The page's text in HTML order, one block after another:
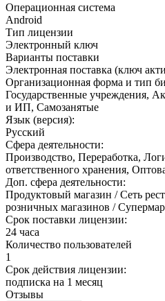
Операционная система
Android
Тип лицензии
Электронный ключ
Варианты поставки
Электронная поставка (ключ
Организационная форма и тип
Государственные учреждения,
и ИП, Самозанятые
Язык (версия):
Русский
Сфера деятельности:
Производство, Переработка,
ответственного хранения,
Доп. сфера деятельности:
Продуктовый магазин / Сеть
розничных магазинов /
Срок поставки лицензии:
24 часа
Количество пользователей
1
Срок действия лицензии:
подписка на 1 месяц
Отзывы